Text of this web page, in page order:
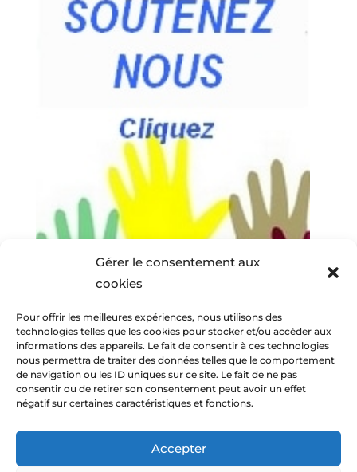
Gérer le consentement aux
cookies
Pour offrir les meilleures expériences, nous utilisons des
technologies telles que les cookies pour stocker et/ou accéder aux
informations des appareils. Le fait de consentir à ces technologies
nous permettra de traiter des données telles que le comportement
de navigation ou les ID uniques sur ce site. Le fait de ne pas
consentir ou de retirer son consentement peut avoir un effet
négatif sur certaines caractéristiques et fonctions.
Accepter